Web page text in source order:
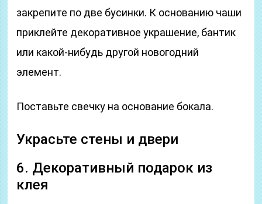
закрепите по две бусинки. К основанию чаши
приклейте декоративное украшение, бантик
или какой-нибудь другой новогодний
элемент.
Поставьте свечку на основание бокала.
Украсьте стены и двери
6. Декоративный подарок из
клея